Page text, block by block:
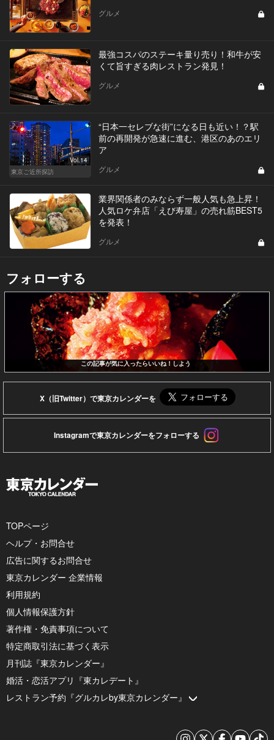
グルメ
最強コスパのステーキ量り売り！和牛が安
くて旨すぎる肉レストラン発見！
グルメ
Vol.14
東京ご近所探訪
“日本一セレブな街”になる日も近い！？駅
前の再開発が急速に進む、港区のあのエリ
ア
グルメ
業界関係者のみならず一般人気も急上昇！
人気ロケ弁店「えび寿屋」の売れ筋BEST5
を発表！
グルメ
フォローする
この記事が気に入ったらいいね！しよう
X（旧Twitter）で東京カレンダーを
Instagramで東京カレンダーをフォローする
TOPページ
ヘルプ・お問合せ
広告に関するお問合せ
東京カレンダー 企業情報
利用規約
個人情報保護方針
著作権・免責事項について
特定商取引法に基づく表示
月刊誌『東京カレンダー』
婚活・恋活アプリ『東カレデート』
レストラン予約『グルカレby東京カレンダー』